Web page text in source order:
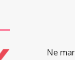
Ne